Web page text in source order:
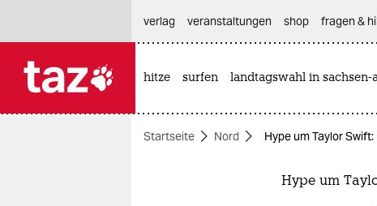
themen
verlag
veranstaltungen shop fragen &
hitze surfen landtagswahl in sachsen-
Startseite Nord Hype um Taylor
Hype um